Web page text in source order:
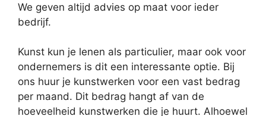
We geven altijd advies op maat voor ieder
bedrijf.
Kunst kun je lenen als particulier, maar ook voor
ondernemers is dit een interessante optie. Bij
ons huur je kunstwerken voor een vast bedrag
per maand. Dit bedrag hangt af van de
hoeveelheid kunstwerken die je huurt. Alhoewel